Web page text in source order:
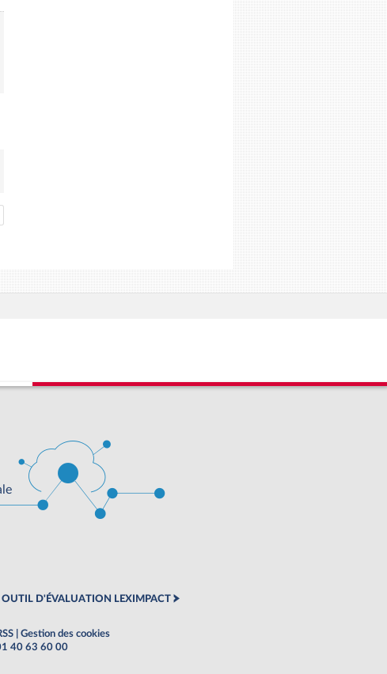
OUTIL D'ÉVALUATION LEXIMPACT
Gestion des cookies
40 63 60 00